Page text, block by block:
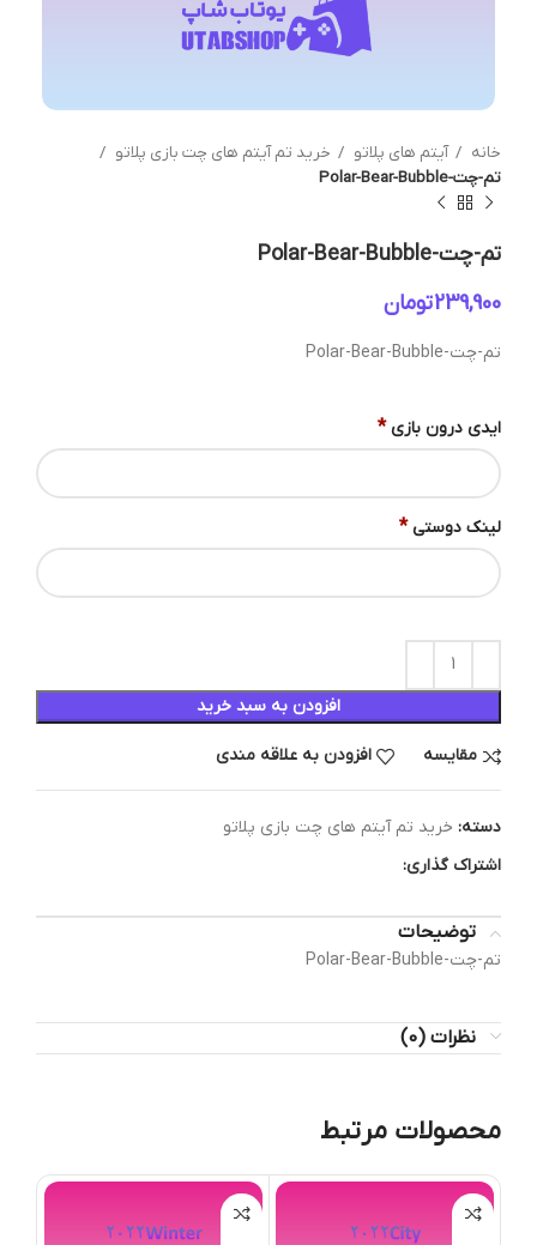
خانه آیتم های پلاتو
خرید تم آیتم های چت بازی پلاتو
تم-چت-Polar-Bear-Bubble
تم-چت-Polar-Bear-Bubble
تومان
تم-چت-Polar-Bear-Bubble
ایدی درون بازی *
لینک دوستی *
افزودن به سبد خرید
مقایسه افزودن به علاقه مندی
دسته: خرید تم آیتم های چت بازی پلاتو
اشتراک گذاری:
توضیحات
تم-چت-Polar-Bear-Bubble
نظرات (0)
محصولات مرتبط